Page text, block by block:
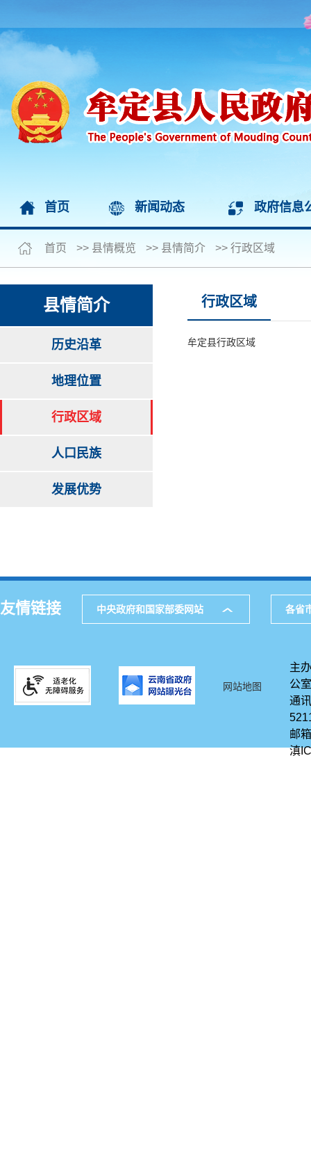
首页 新闻动态 政府信息
首页 >> 县情概览 >> 县情简介 >> 行政区域
县情简介
历史沿革
地理位置
行政区域
人口民族
发展优势
行政区域
牟定县行政区域
友情链接 中央政府和国家部委网站 各省
网站地图
主
公室
通
邮
滇